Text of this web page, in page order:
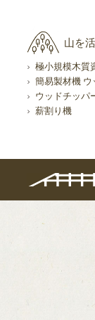
山を
極小規模木質
簡易製材機 ウ
ウッドチッパ
薪割り機